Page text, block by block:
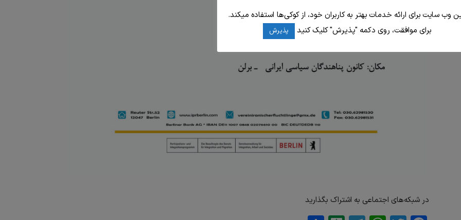
در شبکه‌های اجتماعی به اشتراک بگذارید
وب سایت برای ارائه خدمات بهتر به کاربران خود، از کوکی‌ها استفاده میکند.
برای موافقت، روی دکمه "پذیرش" کلیک کنید
پذیرش